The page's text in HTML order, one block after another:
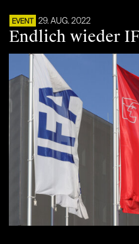
EVENT 29. AUG. 2022
Endlich wieder